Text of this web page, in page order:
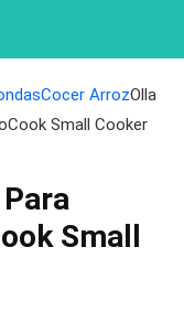
Cocer ArrozOlla
Small Cooker
Small